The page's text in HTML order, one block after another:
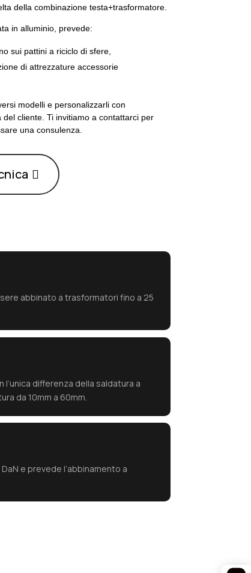
della combinazione testa+trasformatore.
in alluminio, prevede:
sui pattini a riciclo di sfere,
di attrezzature accessorie
modelli e personalizzarli con
cliente. Ti invitiamo a contattarci per
una consulenza.
abbinato a trasformatori fino a 25
differenza della saldatura a
da 10mm a 60mm.
e prevede l’abbinamento a